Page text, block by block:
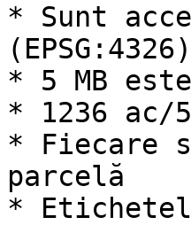
* Sunt
(EPSG:4326)
* 5 MB
* 1236 ac/
* Fiecare
parcelă
*